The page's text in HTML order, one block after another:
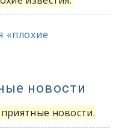
«плохие
новости
новости.